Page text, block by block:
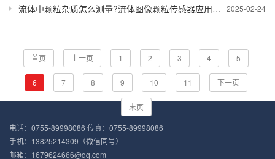
2025-02-24
流体中颗粒杂质怎么测量?流体图像颗粒传感器应用介绍
首页 上一页 1 2 3 4 5
6 7 8 9 10 11 下一页
末页
电话：0755-89998086 传真：0755-89998086
手机：13825214309（微信同号）
邮箱：1679624666@qq.com